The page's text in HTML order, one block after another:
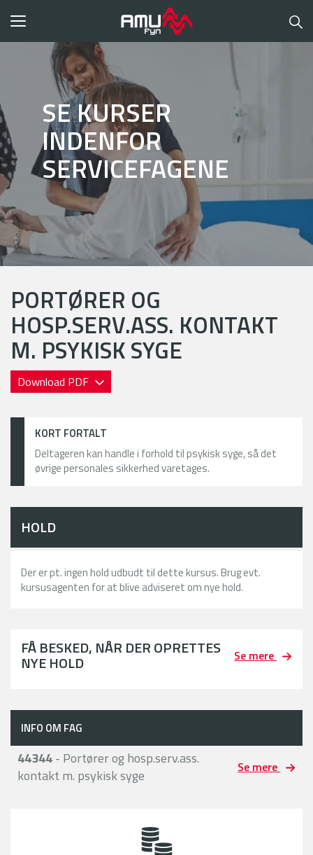
Toggle
SE KURSER
INDENFOR
SERVICEFAGENE
PORTØRER OG
HOSP.SERV.ASS. KONTAKT
M. PSYKISK SYGE
Download PDF
KORT FORTALT
Deltageren kan handle i forhold til psykisk syge, så det
øvrige personales sikkerhed varetages.
HOLD
Der er pt. ingen hold udbudt til dette kursus. Brug evt.
kursusagenten for at blive adviseret om nye hold.
FÅ BESKED, NÅR DER OPRETTES
NYE HOLD Se mere
INFO OM FAG
44344- Portører og hosp.serv.ass.
kontakt m. psykisk syge
Se mere